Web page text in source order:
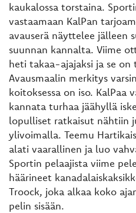
kaukalossa torstaina.
vastaamaan KalPan
avauserä näyttelee jälleen
suunnan kannalta. Viime
heti takaa-ajajaksi ja se
Avausmaalin merkitys
koitoksessa on iso. KalPaa
kannata turhaa jäähyllä
lopulliset ratkaisut nähtiin
ylivoimalla. Teemu
alati vaarallinen ja luo
Sportin pelaajista viime
häärineet
Troock, joka alkaa koko
pelin sisään.